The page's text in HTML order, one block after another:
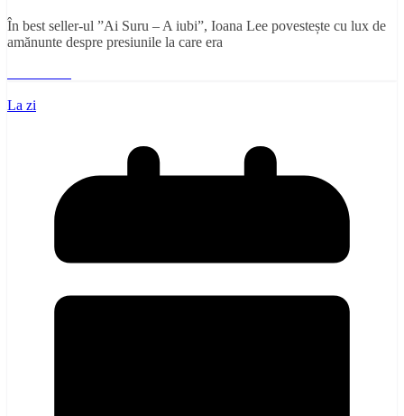
În best seller-ul ”Ai Suru – A iubi”, Ioana Lee povestește cu lux de
amănunte despre presiunile la care era
La zi